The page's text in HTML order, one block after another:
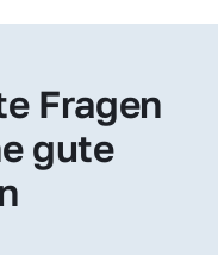
Fragen
gute